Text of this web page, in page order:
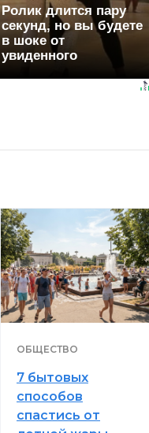
Ролик длится пару
секунд, но вы будете
в шоке от
увиденного
ОБЩЕСТВО
7 бытовых
способов
спастись от